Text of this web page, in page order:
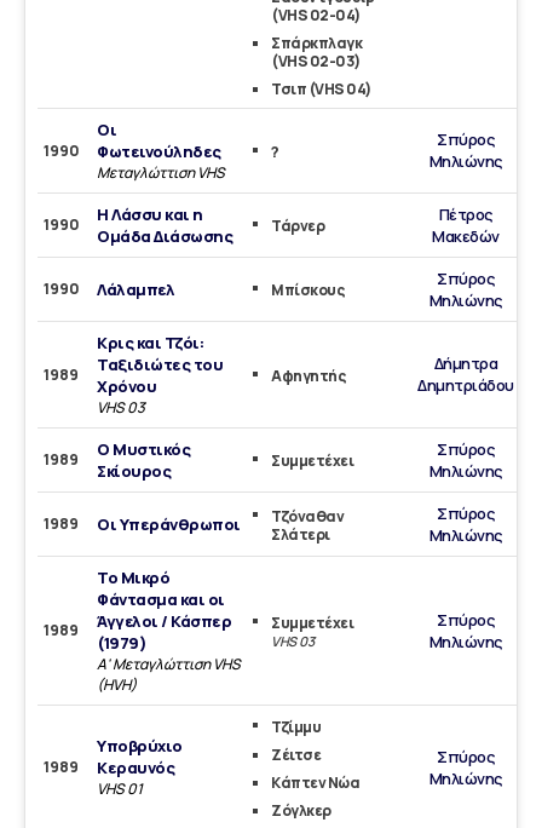
(VHS 02-04)
Σπάρκπλαγκ
(VHS 02-03)
Τσιπ (VHS 04)
1990
Οι
Φωτεινούληδες
Μεταγλώττιση VHS
?
Σπύρος
Μηλιώνης
1990
Η Λάσσυ και η
Ομάδα Διάσωσης
Τάρνερ
Πέτρος
Μακεδών
1990 Λάλαμπελ Μπίσκους
Σπύρος
Μηλιώνης
1989
Κρις και Τζόι:
Ταξιδιώτες του
Χρόνου
VHS 03
Αφηγητής
Δήμητρα
Δημητριάδου
1989
Ο Μυστικός
Σκίουρος
Συμμετέχει
Σπύρος
Μηλιώνης
1989 Οι Υπεράνθρωποι
Τζόναθαν
Σλάτερι
Σπύρος
Μηλιώνης
1989
Το Μικρό
Φάντασμα και οι
Άγγελοι / Κάσπερ
(1979)
Α' Μεταγλώττιση VHS
(HVH)
Συμμετέχει
VHS 03
Σπύρος
Μηλιώνης
1989
Υποβρύχιο
Κεραυνός
VHS 01
Τζίμμυ
Ζέιτσε
Κάπτεν Νώα
Ζόγλκερ
Σπύρος
Μηλιώνης